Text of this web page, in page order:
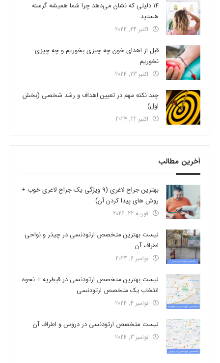
14 دلیلی که نشان می‌دهد چرا شما همیشه گرسنه
هستید
اکتبر 24, 2024
قبل از اهدای خون چه چیزی بخوریم و چه چیزی
نخوریم
اکتبر 23, 2024
چند نکته مهم در تعیین اهداف و رشد شخصی (بخش
اول)
اکتبر 22, 2024
آخرین مطالب
بهترین جراح لاغری (9 ویژگی یک جراح لاغری خوب +
روش های پیدا کردن آن)
فوریه 22, 2026
لیست بهترین متخصص ارتودنسی در چیذر و نواحی
اطراف آن
نوامبر 6, 2024
لیست بهترین متخصص ارتودنسی در قیطریه + نحوه
انتخاب یک متخصص ارتودنسی
نوامبر 4, 2024
لیست متخصص ارتودنسی در دروس و اطراف آن
نوامبر 3, 2024